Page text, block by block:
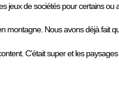
jeux de sociétés pour certains ou
montagne. Nous avons déjà fait
C’était super et les paysages